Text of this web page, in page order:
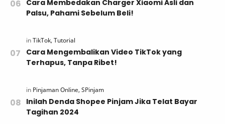
Cara Membedakan Charger Xiaomi Asli dan
Palsu, Pahami Sebelum Beli!
Cara Mengembalikan Video TikTok yang
Terhapus, Tanpa Ribet!
Inilah Denda Shopee Pinjam Jika Telat Bayar
Tagihan 2024